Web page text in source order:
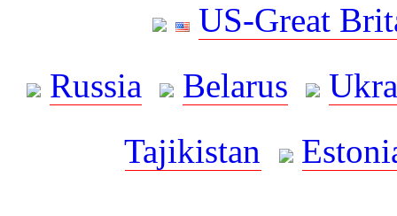
US-Great
Russia
Belarus
Tajikistan